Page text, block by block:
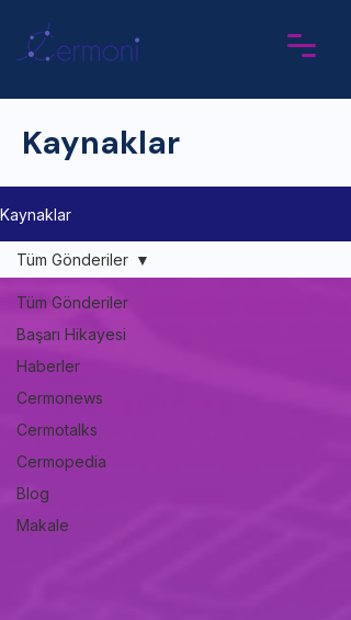
Kaynaklar
Kaynaklar
Tüm Gönderiler
Başarı Hikayesi
Haberler
Cermonews
Cermotalks
Cermopedia
Blog
Makale
Tüm Gönderiler